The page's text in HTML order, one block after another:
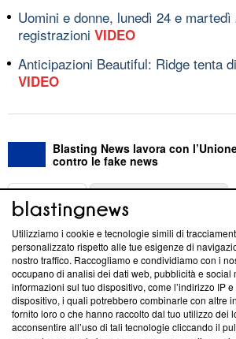
Uomini e donne, lunedì 24 e
registrazioni VIDEO
Anticipazioni Beautiful: Ridge tenta
VIDEO
Blasting News lavora con
contro le fake news
ABOUT
Questa sezione offre informazioni
News, sui nostri processi editoriali e su
creare news di qualità. Inoltre, afferma la
‘Trust Project - News with Integrity’
ancora membro del programma, ma ha
parte; Trust Project non ha ancora
Utilizziamo i cookie e tecnologie simili di
personalizzato rispetto alle tue esigenze di
nostro traffico. Raccogliamo e condividiamo con i
occupano di analisi dei dati web, pubblicità e social
informazioni sul tuo dispositivo, come l’indirizzo IP
dispositivo, i quali potrebbero combinarle con altre
fornito loro o che hanno raccolto dal tuo utilizzo dei
acconsentire all’uso di tali tecnologie cliccando il